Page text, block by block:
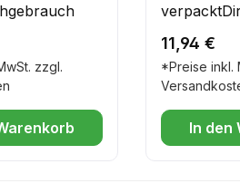
zzgl.
Kühlende
Regulärer
11,94 €
*Preise inkl.
In den